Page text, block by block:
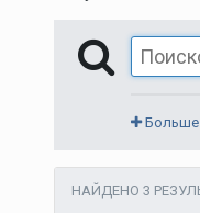
Больше
НАЙДЕНО 3